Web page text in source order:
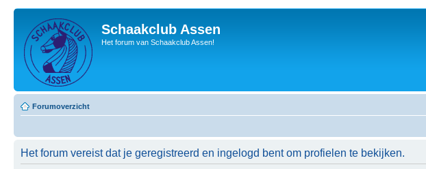
Schaakclub Assen
Het forum van Schaakclub Assen!
Forumoverzicht
Het forum vereist dat je geregistreerd en ingelogd bent om profielen te bekijken.